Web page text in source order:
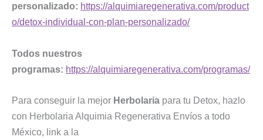
personalizado: https://alquimiaregenerativa.com/product
o/detox-individual-con-plan-personalizado/
Todos nuestros
programas: https://alquimiaregenerativa.com/programas/
Para conseguir la mejor Herbolaria para tu Detox, hazlo
con Herbolaria Alquimia Regenerativa Envíos a todo
México, link a la